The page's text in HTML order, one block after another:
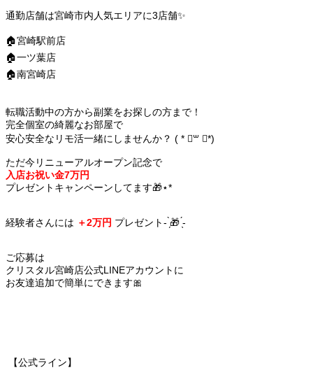
通勤店舗は宮崎市内人気エリアに3店舗✨️
🏠宮崎駅前店
🏠一ツ葉店
🏠南宮崎店
転職活動中の方から副業をお探しの方まで！
完全個室の綺麗なお部屋で
安心安全なリモ活一緒にしませんか？ ( * ॑꒳ ॑*)
ただ今リニューアルオープン記念で
入店お祝い金7万円
プレゼントキャンペーンしてます🎁⋆*
経験者さんには ＋2万円 プレゼント- ̗̀🎁 ̖́-
ご応募は
クリスタル宮崎店公式LINEアカウントに
お友達追加で簡単にできます🎀
‎ 【公式ライン】